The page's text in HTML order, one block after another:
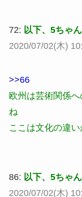
72: 以下、5ちゃ
2020/07/02(木)
>>66
欧州は芸術関係
ね
ここは文化の違い
86: 以下、5ちゃ
2020/07/02(木)